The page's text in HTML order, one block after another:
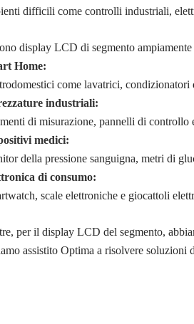
difficili come controlli industriali,
display LCD di segmento
Home:
come lavatrici, condizionatori
industriali:
di misurazione, pannelli di controllo
medici:
della pressione sanguigna, metri di
di consumo:
scale elettroniche e giocattoli
per il display LCD del segmento,
assistito Optima a risolvere